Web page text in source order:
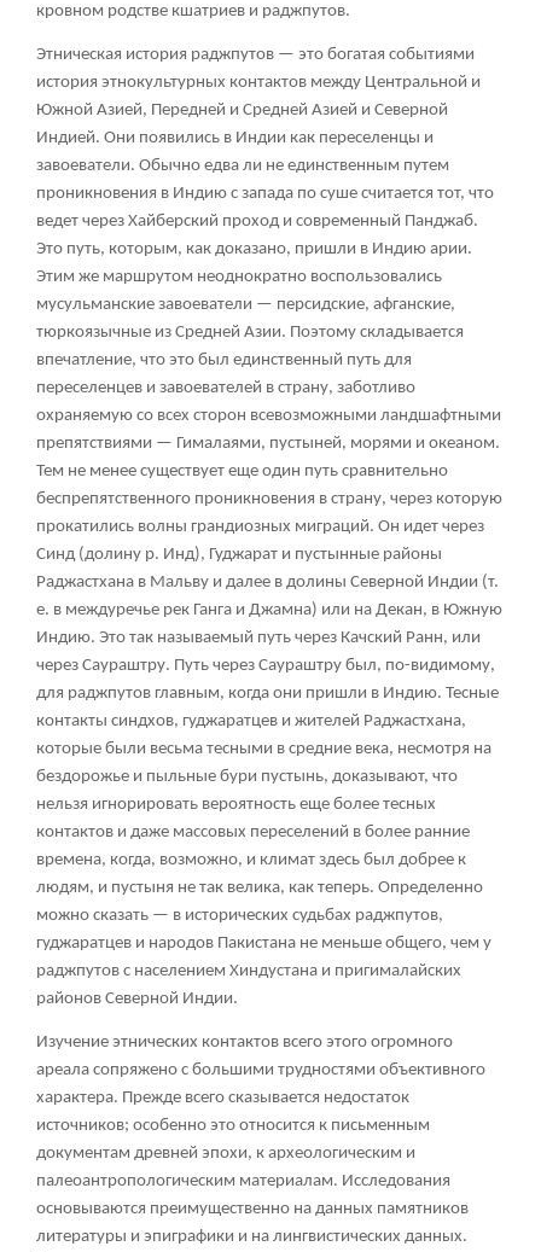
кровном родстве кшатриев и раджпутов.
Этническая история раджпутов — это богатая событиями
история этнокультурных контактов между Центральной и
Южной Азией, Передней и Средней Азией и Северной
Индией. Они появились в Индии как переселенцы и
завоеватели. Обычно едва ли не единственным путем
проникновения в Индию с запада по суше считается тот, что
ведет через Хайберский проход и современный Панджаб.
Это путь, которым, как доказано, пришли в Индию арии.
Этим же маршрутом неоднократно воспользовались
мусульманские завоеватели — персидские, афганские,
тюркоязычные из Средней Азии. Поэтому складывается
впечатление, что это был единственный путь для
переселенцев и завоевателей в страну, заботливо
охраняемую со всех сторон всевозможными ландшафтными
препятствиями — Гималаями, пустыней, морями и океаном.
Тем не менее существует еще один путь сравнительно
беспрепятственного проникновения в страну, через которую
прокатились волны грандиозных миграций. Он идет через
Синд (долину р. Инд), Гуджарат и пустынные районы
Раджастхана в Мальву и далее в долины Северной Индии (т.
е. в междуречье рек Ганга и Джамна) или на Декан, в Южную
Индию. Это так называемый путь через Качский Ранн, или
через Саураштру. Путь через Саураштру был, по-видимому,
для раджпутов главным, когда они пришли в Индию. Тесные
контакты синдхов, гуджаратцев и жителей Раджастхана,
которые были весьма тесными в средние века, несмотря на
бездорожье и пыльные бури пустынь, доказывают, что
нельзя игнорировать вероятность еще более тесных
контактов и даже массовых переселений в более ранние
времена, когда, возможно, и климат здесь был добрее к
людям, и пустыня не так велика, как теперь. Определенно
можно сказать — в исторических судьбах раджпутов,
гуджаратцев и народов Пакистана не меньше общего, чем у
раджпутов с населением Хиндустана и пригималайских
районов Северной Индии.
Изучение этнических контактов всего этого огромного
ареала сопряжено с большими трудностями объективного
характера. Прежде всего сказывается недостаток
источников; особенно это относится к письменным
документам древней эпохи, к археологическим и
палеоантропологическим материалам. Исследования
основываются преимущественно на данных памятников
литературы и эпиграфики и на лингвистических данных.